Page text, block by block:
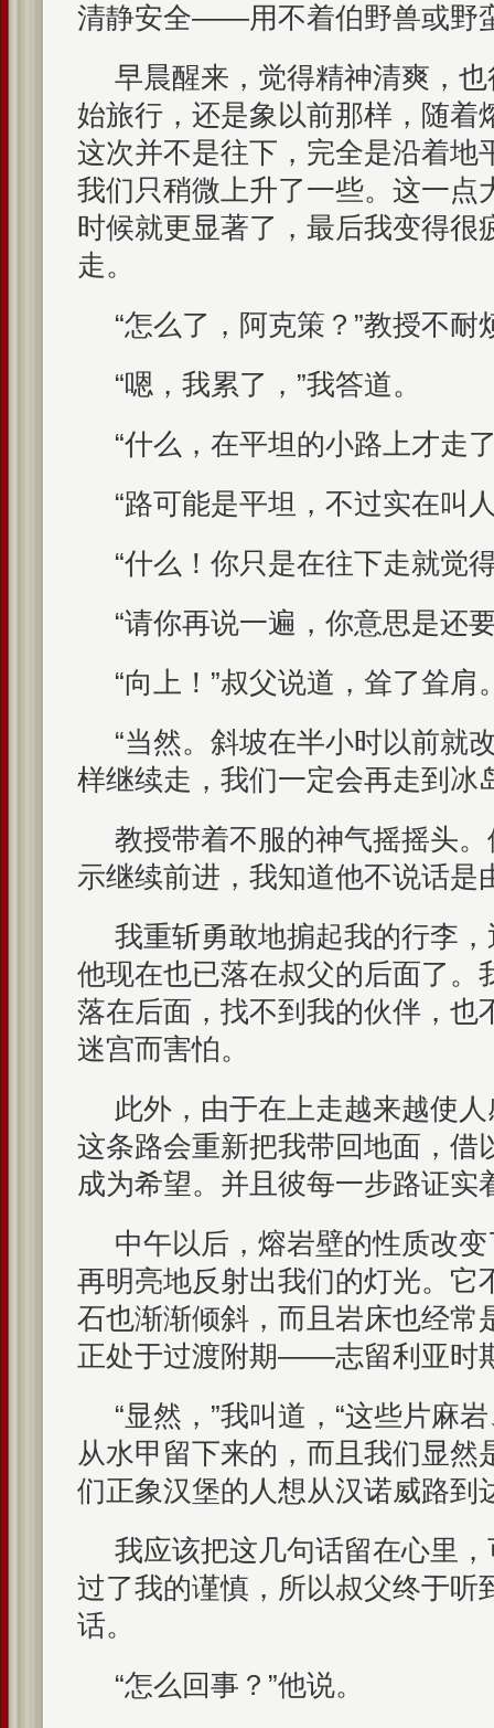
清静安全——用不着伯野兽或野
早晨醒来，觉得精神清爽，
始旅行，还是象以前那样，随着
这次并不是往下，完全是沿着地
我们只稍微上升了一些。这一点
时候就更显著了，最后我变得很
走。
“怎么了，阿克策？”教授不耐
“嗯，我累了，”我答道。
“什么，在平坦的小路上才
“路可能是平坦，不过实在叫
“什么！你只是在往下走就觉
“请你再说一遍，你意思是还
“向上！”叔父说道，耸了耸肩
“当然。斜坡在半小时以前就
样继续走，我们一定会再走到冰
教授带着不服的神气摇摇头
示继续前进，我知道他不说话是
我重斩勇敢地掮起我的行李
他现在也已落在叔父的后面了。
落在后面，找不到我的伙伴，也
迷宫而害怕。
此外，由于在上走越来越使
这条路会重新把我带回地面，借
成为希望。并且彼每一步路证实
中午以后，熔岩壁的性质改
再明亮地反射出我们的灯光。它
石也渐渐倾斜，而且岩床也经常
正处于过渡附期——志留利亚时
“显然，”我叫道，“这些片麻
从水甲留下来的，而且我们显然
们正象汉堡的人想从汉诺威路到
我应该把这几句话留在心里
过了我的谨慎，所以叔父终于听
话。
“怎么回事？”他说。